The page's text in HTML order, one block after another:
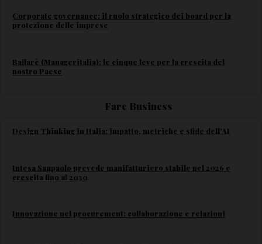
Corporate governance: il ruolo strategico dei board per la
protezione delle imprese
Ballarè (Manageritalia): le cinque leve per la crescita del
nostro Paese
Fare Business
Design Thinking in Italia: impatto, metriche e sfide dell'AI
Intesa Sanpaolo prevede manifatturiero stabile nel 2026 e
crescita fino al 2030
Innovazione nel procurement: collaborazione e relazioni